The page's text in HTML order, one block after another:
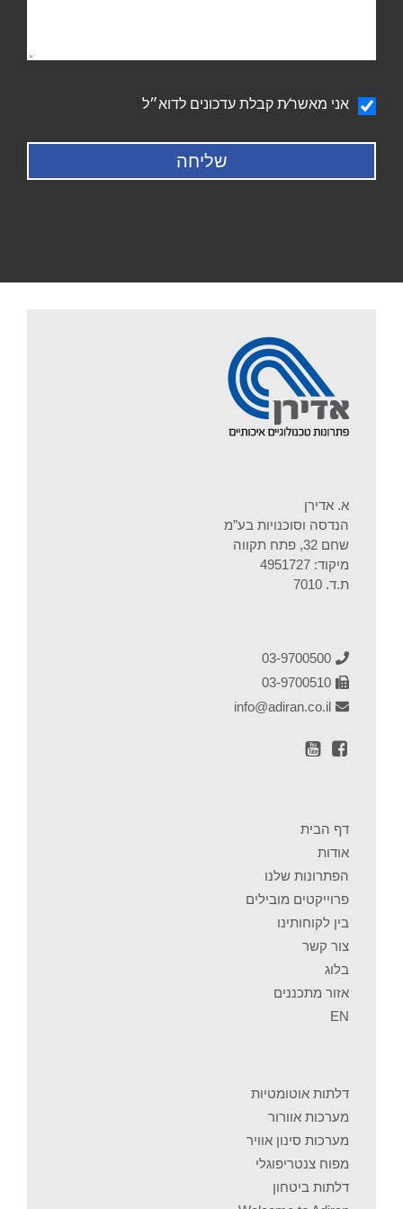
הודעהאני מאשר∕ת קבלת עדכונים לדוא״ל
א. אדירן
הנדסה וסוכנויות בע”מ
שחם 32, פתח תקווה
מיקוד: 4951727
ת.ד. 7010
03-9700500
03-9700510
info@adiran.co.il
דף הבית
אודות
הפתרונות שלנו
פרוייקטים מובילים
בין לקוחותינו
צור קשר
בלוג
אזור מתכננים
EN
דלתות אוטומטיות
מערכות אוורור
מערכות סינון אוויר
מפוח צנטריפוגלי
דלתות ביטחון